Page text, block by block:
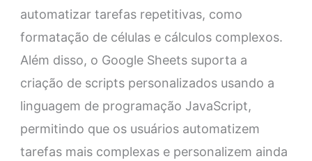
automatizar tarefas repetitivas, como
formatação de células e cálculos complexos.
Além disso, o Google Sheets suporta a
criação de scripts personalizados usando a
linguagem de programação JavaScript,
permitindo que os usuários automatizem
tarefas mais complexas e personalizem ainda